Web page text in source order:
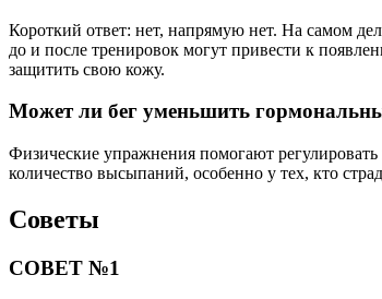
Короткий ответ: нет, напрямую нет. На самом
до и после тренировок могут привести к
защитить свою кожу.
Может ли бег уменьшить
Физические упражнения помогают
количество высыпаний, особенно у тех, кто
Советы
СОВЕТ №1